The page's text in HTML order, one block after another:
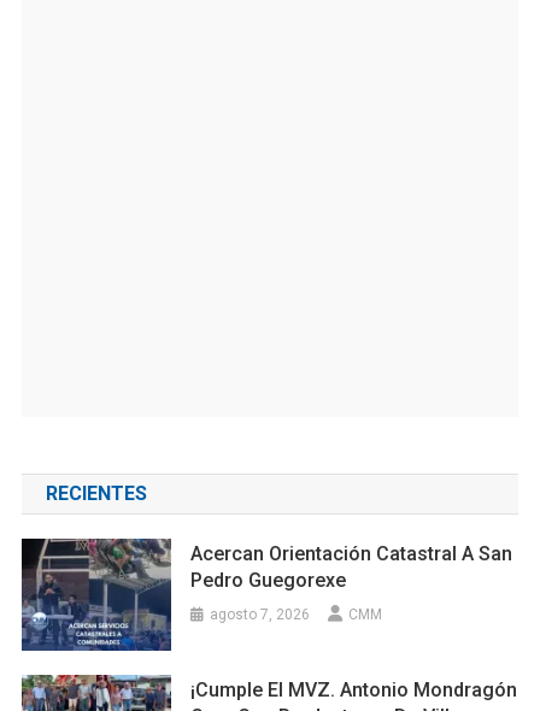
RECIENTES
Acercan Orientación Catastral A San
Pedro Guegorexe
agosto 7, 2026 CMM
¡Cumple El MVZ. Antonio Mondragón